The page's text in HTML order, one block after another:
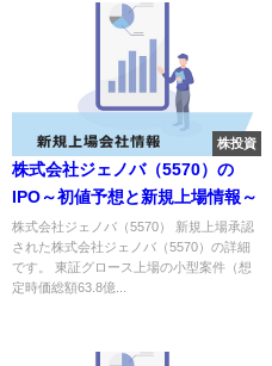
株投資
株式会社ジェノバ（5570）の
IPO～初値予想と新規上場情報～
株式会社ジェノバ（5570） 新規上場承認
された株式会社ジェノバ（5570）の詳細
です。 東証グロース上場の小型案件（想
定時価総額63.8億...